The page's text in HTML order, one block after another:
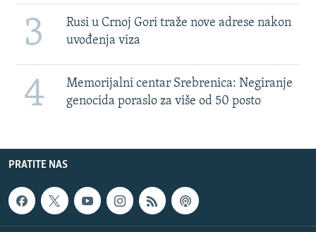
3
Rusi u Crnoj Gori traže nove adrese nakon
uvođenja viza
4
Memorijalni centar Srebrenica: Negiranje
genocida poraslo za više od 50 posto
PRATITE NAS